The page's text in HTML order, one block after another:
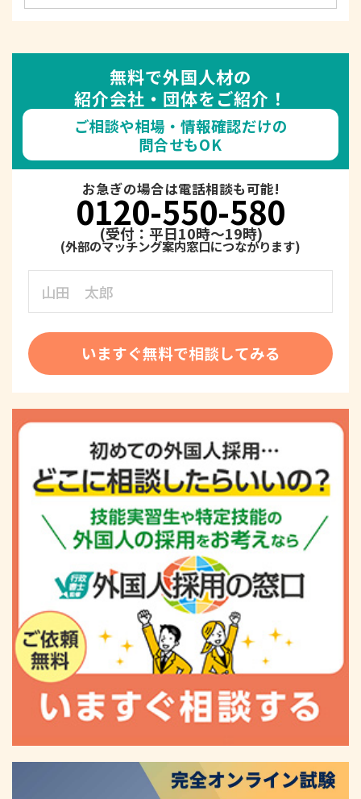
無料で外国人材の
紹介会社・団体をご紹介！
ご相談や相場・情報確認だけの
問合せもOK
お急ぎの場合は電話相談も可能!
0120-550-580
(受付：平日10時～19時)
いますぐ無料で相談してみる